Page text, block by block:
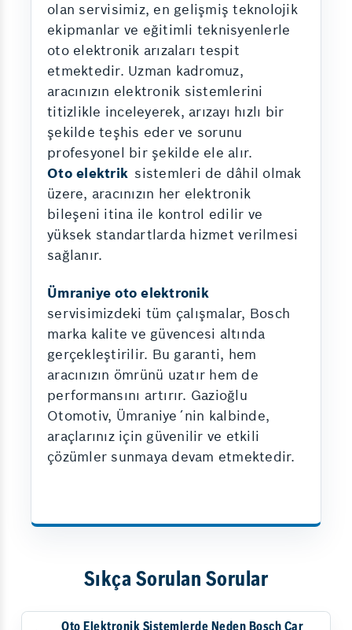
olan servisimiz, en gelişmiş teknolojik
ekipmanlar ve eğitimli teknisyenlerle
oto elektronik arızaları tespit
etmektedir. Uzman kadromuz,
aracınızın elektronik sistemlerini
titizlikle inceleyerek, arızayı hızlı bir
şekilde teşhis eder ve sorunu
profesyonel bir şekilde ele alır.
Oto elektrik sistemleri de dâhil olmak
üzere, aracınızın her elektronik
bileşeni itina ile kontrol edilir ve
yüksek standartlarda hizmet verilmesi
sağlanır.
Ümraniye oto elektronik
servisimizdeki tüm çalışmalar, Bosch
marka kalite ve güvencesi altında
gerçekleştirilir. Bu garanti, hem
aracınızın ömrünü uzatır hem de
performansını artırır. Gazioğlu
Otomotiv, Ümraniye´nin kalbinde,
araçlarınız için güvenilir ve etkili
çözümler sunmaya devam etmektedir.
Sıkça Sorulan Sorular
Oto Elektronik Sistemlerde Neden Bosch Car